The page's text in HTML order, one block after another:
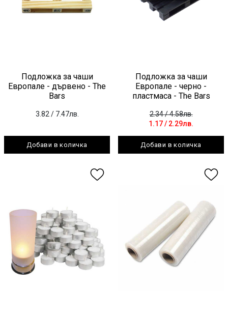
Подложка за чаши
Европале - дървено - The
Bars
3.82 / 7.47лв.
Добави в количка
Подложка за чаши
Европале - черно -
пластмаса - The Bars
2.34/ 4.58лв.
1.17/ 2.29лв.
Добави в количка